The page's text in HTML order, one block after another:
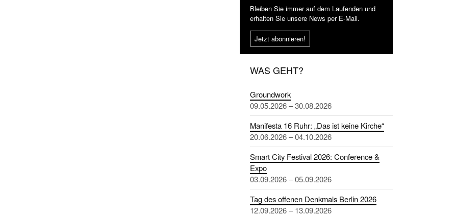
Bleiben Sie immer auf dem Laufenden und
erhalten Sie unsere News per E-Mail.
Jetzt abonnieren!
WAS GEHT?
Groundwork
09.05.2026 – 30.08.2026
Manifesta 16 Ruhr: „Das ist keine Kirche“
20.06.2026 – 04.10.2026
Smart City Festival 2026: Conference &
Expo
03.09.2026 – 05.09.2026
Tag des offenen Denkmals Berlin 2026
12.09.2026 – 13.09.2026